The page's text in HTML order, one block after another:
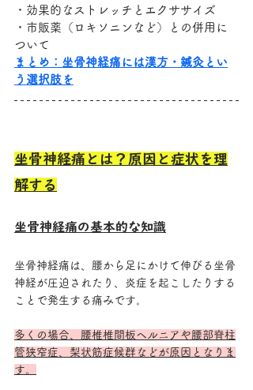
・効果的なストレッチとエクササイズ
・市販薬（ロキソニンなど）との併用に
ついて
まとめ：坐骨神経痛には漢方・鍼灸とい
う選択肢を
坐骨神経痛とは？原因と症状を理
解する
坐骨神経痛の基本的な知識
坐骨神経痛は、腰から足にかけて伸びる坐骨
神経が圧迫されたり、炎症を起こしたりする
ことで発生する痛みです。
多くの場合、腰椎椎間板ヘルニアや腰部脊柱
管狭窄症、梨状筋症候群などが原因となりま
す。